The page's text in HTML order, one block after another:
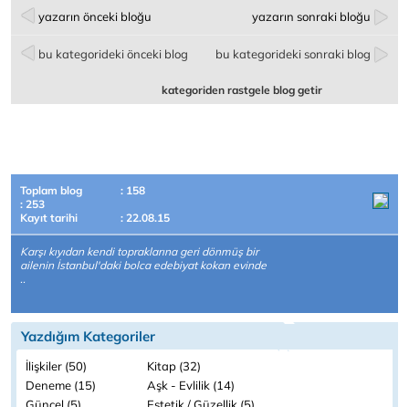
yazarın önceki bloğu yazarın sonraki bloğu
bu kategorideki önceki blog bu kategorideki sonraki blog
kategoriden rastgele blog getir
Toplam blog
: 158
: 253
Kayıt tarihi
: 22.08.15
Karşı kıyıdan kendi topraklarına geri dönmüş bir
ailenin İstanbul'daki bolca edebiyat kokan evinde
..
Yazdığım Kategoriler
İlişkiler (50)
Kitap (32)
Deneme (15)
Aşk - Evlilik (14)